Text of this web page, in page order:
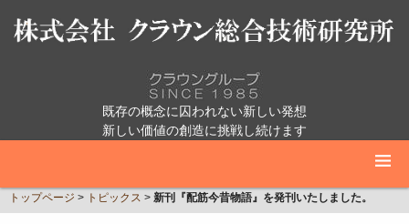
既存の概念に囚われない新しい発想
新しい価値の創造に挑戦し続けます
トップページ > トピックス > 新刊『配筋今昔物語』を発刊いたしました。